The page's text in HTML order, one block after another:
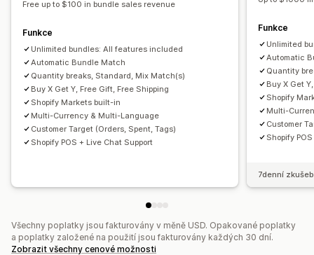
Převod měny
Sledování
Vykazování
Analytika
Pevné nacenění
Úrovňové oceňování
Cenové hladiny množství
Paušální slevy
Procentuální slevy
Doprava zdarma BOGO
Velkoobchodní ceny
Dynamické nacenění Vlastní nacenění
Free up to $100 in bundle sales revenue
Funkce
Unlimited bundles: All features included
Automatic Bundle Match
Quantity breaks, Standard, Mix Match(s)
Buy X Get Y, Free Gift, Free Shipping
Shopify Markets built-in
Multi-Currency & Multi-Language
Customer Target (Orders, Spent, Tags)
Shopify POS + Live Chat Support
Funkce
Unlimited
Automatic
Quantity
Buy X Get
Shopify
Multi-
Customer
Shopify
7denní
Všechny poplatky jsou fakturovány v měně USD. Opakované poplatky
a poplatky založené na použití jsou fakturovány každých 30 dní.
Zobrazit všechny cenové možnosti